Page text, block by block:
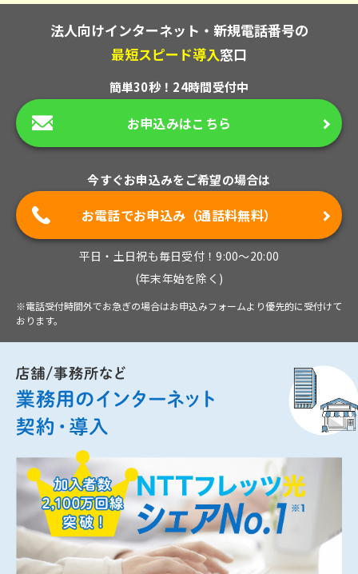
法人向けインターネット・新規電話番号の
最短スピード導入窓口
簡単30秒！24時間受付中
お申込みはこちら
今すぐお申込みをご希望の場合は
お電話でお申込み（通話料無料）
平日・土日祝も毎日受付！9:00～20:00
(年末年始を除く)
※電話受付時間外でお急ぎの場合はお申込みフォームより優先的に受付けて
おります。